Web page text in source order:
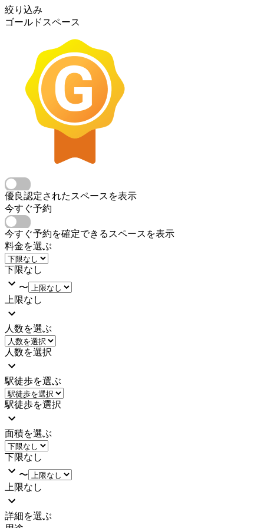
絞り込み
ゴールドスペース
優良認定されたスペースを表示
今すぐ予約
今すぐ予約を確定できるスペースを表示
料金を選ぶ
下限なし
〜
上限なし
人数を選ぶ
人数を選択
駅徒歩を選ぶ
駅徒歩を選択
面積を選ぶ
下限なし
〜
上限なし
詳細を選ぶ